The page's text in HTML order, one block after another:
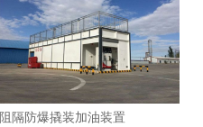
阻隔防爆撬装加油装置